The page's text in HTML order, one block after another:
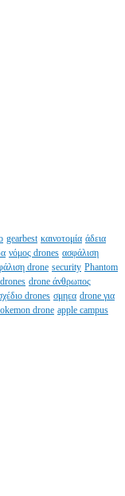
gearbest καινοτομία άδεια
νόμος drones ασφάλιση
drone security Phantom
drone άνθρωπος
drones σμηεα drone για
drone apple campus